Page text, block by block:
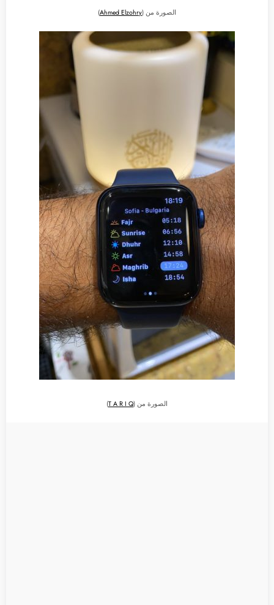
الصورة من (Ahmed Elzohry
)
الصورة من (T A R I Q
)